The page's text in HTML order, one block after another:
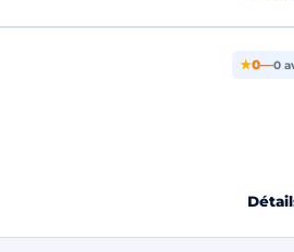
★0—0